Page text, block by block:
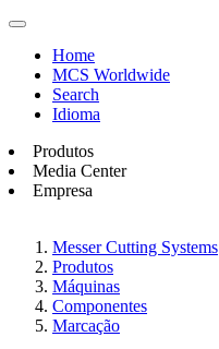
Home
MCS Worldwide
Search
Idioma
Produtos
Media Center
Empresa
Messer Cutting Systems
Produtos
Máquinas
Componentes
Marcação